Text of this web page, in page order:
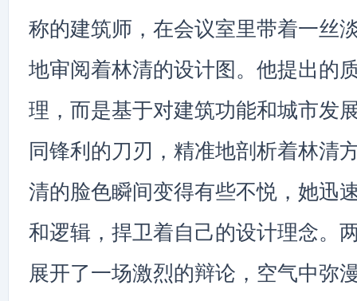
称的建筑师，在会议室里带着一丝
地审阅着林清的设计图。他提出的
理，而是基于对建筑功能和城市发
同锋利的刀刃，精准地剖析着林清
清的脸色瞬间变得有些不悦，她迅
和逻辑，捍卫着自己的设计理念。
展开了一场激烈的辩论，空气中弥